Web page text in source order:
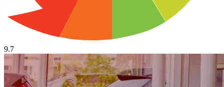
9.7